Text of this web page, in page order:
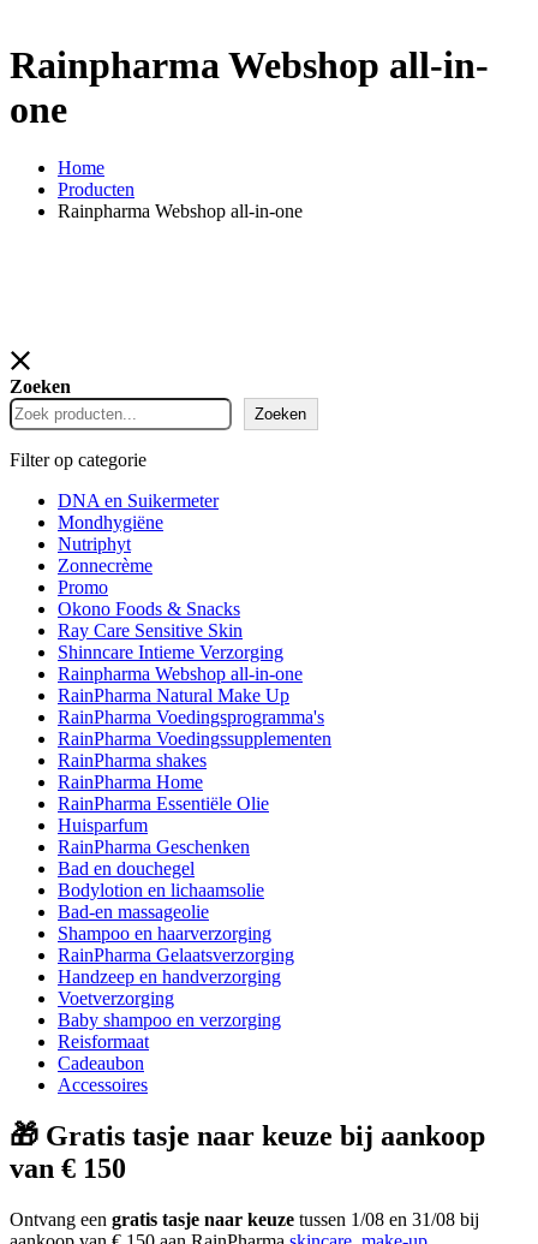
Rainpharma Webshop all-in-
one
Home
Producten
Rainpharma Webshop all-in-one
Zoeken
Zoeken
Filter op categorie
DNA en Suikermeter
Mondhygiëne
Nutriphyt
Zonnecrème
Promo
Okono Foods & Snacks
Ray Care Sensitive Skin
Shinncare Intieme Verzorging
Rainpharma Webshop all-in-one
RainPharma Natural Make Up
RainPharma Voedingsprogramma's
RainPharma Voedingssupplementen
RainPharma shakes
RainPharma Home
RainPharma Essentiële Olie
Huisparfum
RainPharma Geschenken
Bad en douchegel
Bodylotion en lichaamsolie
Bad-en massageolie
Shampoo en haarverzorging
RainPharma Gelaatsverzorging
Handzeep en handverzorging
Voetverzorging
Baby shampoo en verzorging
Reisformaat
Cadeaubon
Accessoires
🎁 Gratis tasje naar keuze bij aankoop
van € 150
Ontvang een gratis tasje naar keuze tussen 1/08 en 31/08 bij